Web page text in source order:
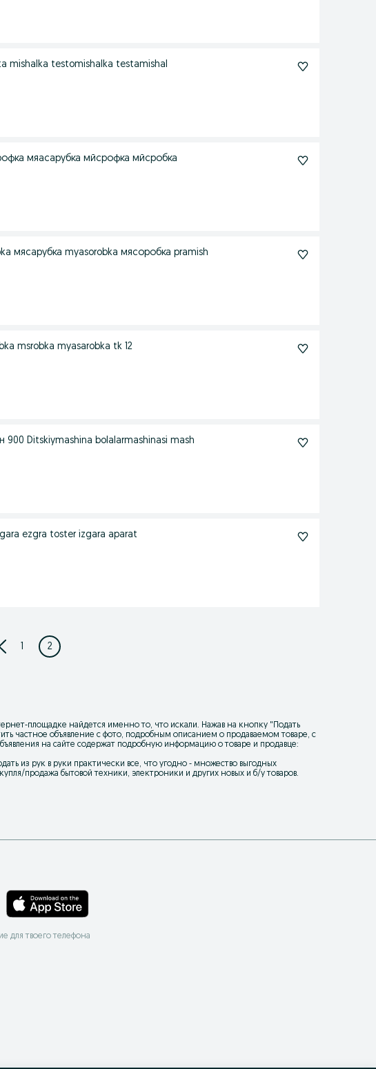
mishalka testomishalka testamishal
мяасарубка мйсрофка мйсробка
мясарубка myasorobka мясоробка pramish
msrobka myasarobka tk 12
Ditskiymashina bolalarmashinasi mash
ezgra toster izgara aparat
1 2
площадке найдется именно то, что искали. Нажав на кнопку " Подать
частное объявление с фото, подробным описанием о продаваемом товаре, с
на сайте содержат подробную информацию о товаре и продавце:
из рук в руки практически все, что угодно - множество выгодных
продажа бытовой техники, электроники и других новых и б/у товаров.
для твоего телефона